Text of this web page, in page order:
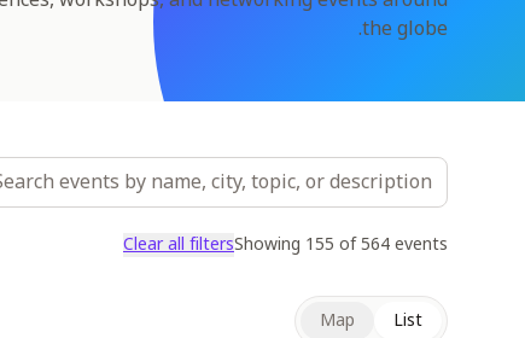
the globe.
Showing 155of564events
Clear all filters
List
Map